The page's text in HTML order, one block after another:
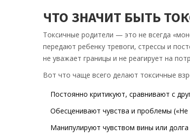
ЧТО ЗНАЧИТ БЫТЬ
Токсичные родители — это не всегда
передают ребенку тревоги, стрессы и
не уважает границы и не реагирует на
Вот что чаще всего делают токсичные
Постоянно критикуют, сравнивают с
Обесценивают чувства и проблемы
Манипулируют чувством вины или